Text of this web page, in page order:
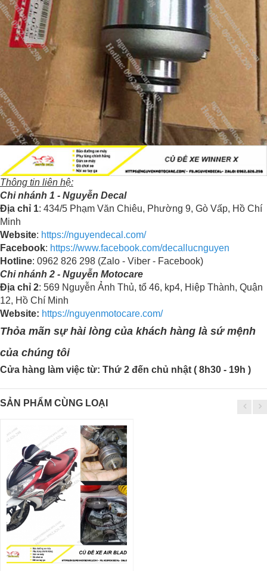
Thông tin liên hệ:
Chi nhánh 1 - Nguyễn Decal
Địa chỉ 1: 434/5 Phạm Văn Chiêu, Phường 9, Gò Vấp, Hồ Chí
Minh
Website: https://nguyendecal.com/
Facebook: https://www.facebook.com/decallucnguyen
Hotline: 0962 826 298 (Zalo - Viber - Facebook)
Chi nhánh 2 - Nguyễn Motocare
Địa chỉ 2: 569 Nguyễn Ảnh Thủ, tổ 46, kp4, Hiệp Thành, Quận
12, Hồ Chí Minh
Website: https://nguyenmotocare.com/
Thỏa mãn sự hài lòng của khách hàng là sứ mệnh
của chúng tôi
Cửa hàng làm việc từ: Thứ 2 đến chủ nhật ( 8h30 - 19h )
SẢN PHẨM CÙNG LOẠI